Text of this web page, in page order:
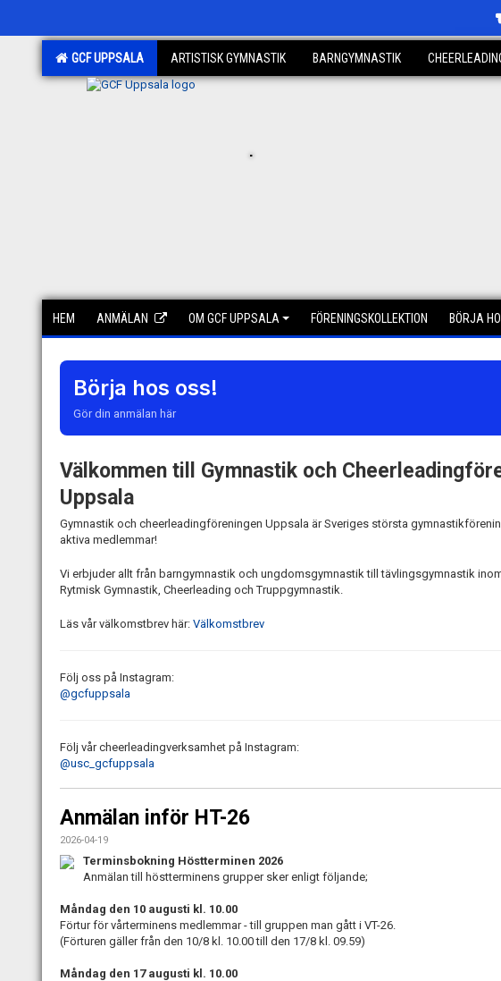
GCF UPPSALA ARTISTISK GYMNASTIK BARNGYMNASTIK
.
HEM ANMÄLAN OM GCF UPPSALA FÖRENINGSKOLLEKTION BÖRJA
Börja hos oss!
Gör din anmälan här
Välkommen till Gymnastik och
Uppsala
Gymnastik och cheerleadingföreningen Uppsala är Sveriges största
aktiva medlemmar!
Vi erbjuder allt från barngymnastik och ungdomsgymnastik till tävlingsgymnastik
Rytmisk Gymnastik, Cheerleading och Truppgymnastik.
Läs vår välkomstbrev här: Välkomstbrev
Följ oss på Instagram:
@gcfuppsala
Följ vår cheerleadingverksamhet på Instagram:
@usc_gcfuppsala
Anmälan inför HT-26
2026-04-19
Terminsbokning Höstterminen 2026
Anmälan till höstterminens grupper sker enligt följande;
Måndag den 10 augusti kl. 10.00
Förtur för vårterminens medlemmar - till gruppen man gått i VT-26.
(Förturen gäller från den 10/8 kl. 10.00 till den 17/8 kl. 09.59)
Måndag den 17 augusti kl. 10.00